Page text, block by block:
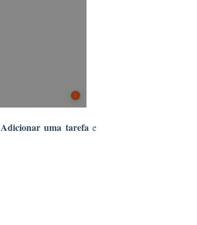
Adicionar uma tarefa e